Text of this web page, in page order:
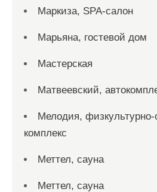
Маркиза, SPA-салон
Марьяна, гостевой дом
Мастерская
Матвеевский,
Мелодия, физкультурно-
комплекс
Меттел, сауна
Меттел, сауна